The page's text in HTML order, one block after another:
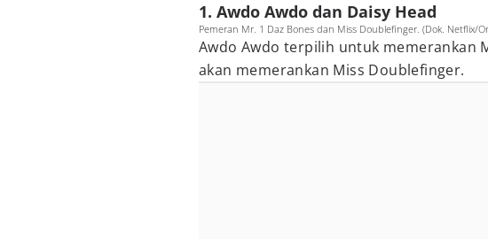
1. Awdo Awdo dan Daisy Head
Pemeran Mr. 1 Daz Bones dan Miss Doublefinger. (Dok. Netflix/
Awdo Awdo terpilih untuk memerankan
akan memerankan Miss Doublefinger.